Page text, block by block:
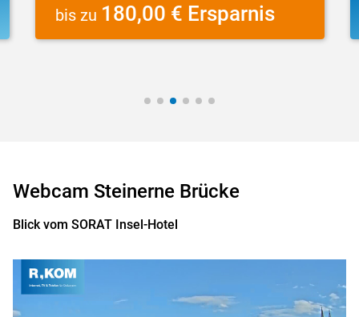
bis zu 180,00 € Ersparnis
Webcam Steinerne Brücke
Blick vom SORAT Insel-Hotel